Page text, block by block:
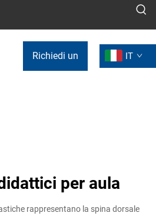
Richiedi un IT
per aula
rappresentano la spina dorsale